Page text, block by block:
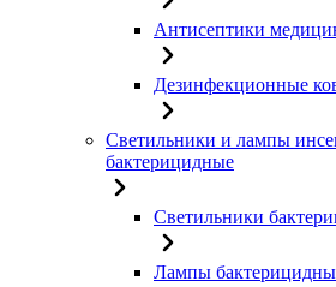
Антисептики
Дезинфекционные
Светильники и лампы
бактерицидные
Светильники
Лампы